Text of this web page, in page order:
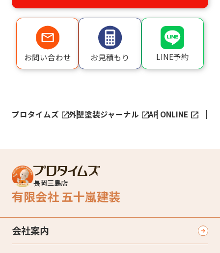
お問い合わせ お見積もり LINE予約
プロタイムズ 外壁塗装ジャーナル AP ONLINE
長岡三島店
有限会社 五十嵐建装
会社案内